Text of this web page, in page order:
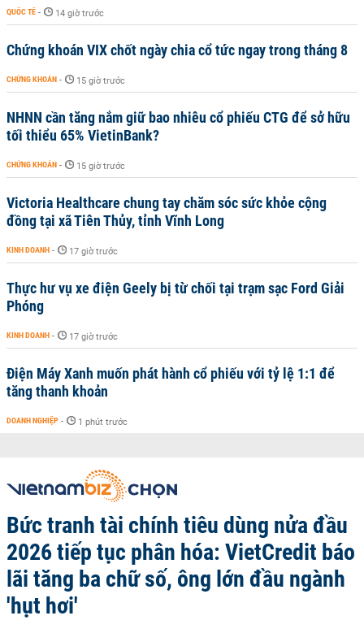
QUỐC TẾ - 14 giờ trước
Chứng khoán VIX chốt ngày chia cổ tức ngay trong tháng 8
CHỨNG KHOÁN - 15 giờ trước
NHNN cần tăng nắm giữ bao nhiêu cổ phiếu CTG để sở hữu
tối thiểu 65% VietinBank?
CHỨNG KHOÁN - 15 giờ trước
Victoria Healthcare chung tay chăm sóc sức khỏe cộng
đồng tại xã Tiên Thủy, tỉnh Vĩnh Long
KINH DOANH - 17 giờ trước
Thực hư vụ xe điện Geely bị từ chối tại trạm sạc Ford Giải
Phóng
KINH DOANH - 17 giờ trước
Điện Máy Xanh muốn phát hành cổ phiếu với tỷ lệ 1:1 để
tăng thanh khoản
DOANH NGHIỆP - 1 phút trước
Bức tranh tài chính tiêu dùng nửa đầu
2026 tiếp tục phân hóa: VietCredit báo
lãi tăng ba chữ số, ông lớn đầu ngành
'hụt hơi'